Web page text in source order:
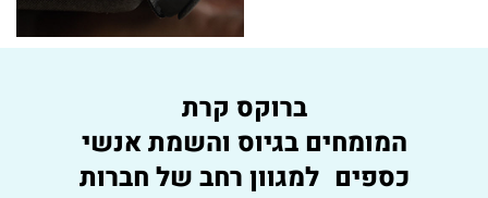
ברוקס קרת
המומחים בגיוס והשמת אנשי
כספים למגוון רחב של חברות